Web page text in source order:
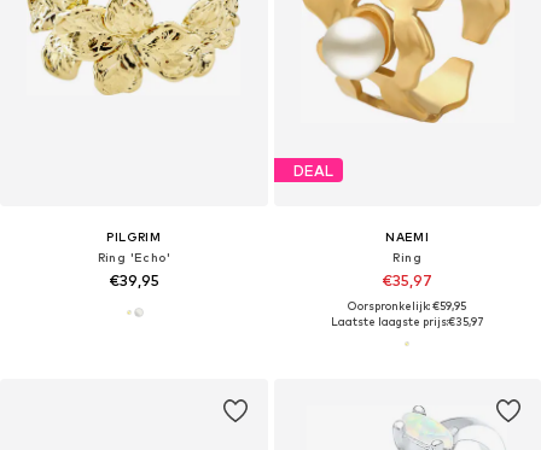
PILGRIM
Ring 'Echo'
€39,95
DEAL
NAEMI
Ring
€35,97
Oorspronkelijk: €59,95
Laatste laagste prijs:€35,97